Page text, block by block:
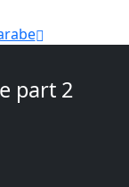
part 2